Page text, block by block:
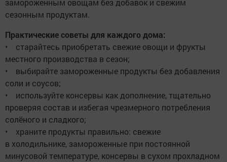
замороженным овощам без добавок и свежим
сезонным продуктам.
Практические советы для каждого дома:
• старайтесь приобретать свежие овощи и фрукты
местного производства в сезон;
• выбирайте замороженные продукты без добавления
соли и соусов;
• используйте консервы как дополнение, тщательно
проверяя состав и избегая чрезмерного потребления
солёного и сладкого;
• храните продукты правильно: свежие
в холодильнике, замороженные при постоянной
минусовой температуре, консервы в сухом прохладном